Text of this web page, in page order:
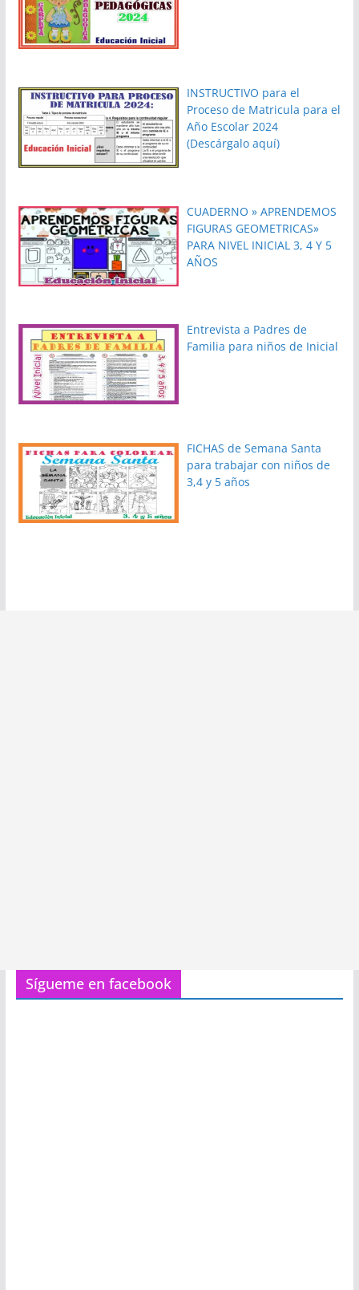
INSTRUCTIVO para el
Proceso de Matricula para el
Año Escolar 2024
(Descárgalo aquí)
CUADERNO » APRENDEMOS
FIGURAS GEOMETRICAS»
PARA NIVEL INICIAL 3, 4 Y 5
AÑOS
Entrevista a Padres de
Familia para niños de Inicial
FICHAS de Semana Santa
para trabajar con niños de
3,4 y 5 años
Sígueme en facebook